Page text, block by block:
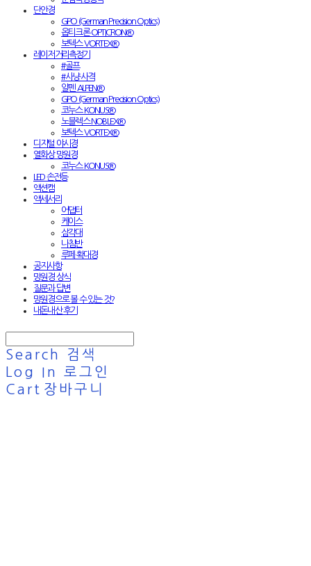
단안경
GPO (German Precision Optics)
옵티크론 OPTICRON®
보텍스 VORTEX®
레이저거리측정기
#골프
#사냥·사격
알펜 ALPEN®
GPO (German Precision Optics)
코누스 KONUS®
노블렉스 NOBLEX®
보텍스 VORTEX®
디지털 야시경
열화상 망원경
코누스 KONUS®
LED 손전등
액션캠
액세서리
어댑터
케이스
삼각대
나침반
루페·확대경
공지사항
망원경 상식
질문과 답변
망원경으로 볼 수 있는 것?
내돈내산 후기
Search
검색
Log In
로그인
Cart 장바구니